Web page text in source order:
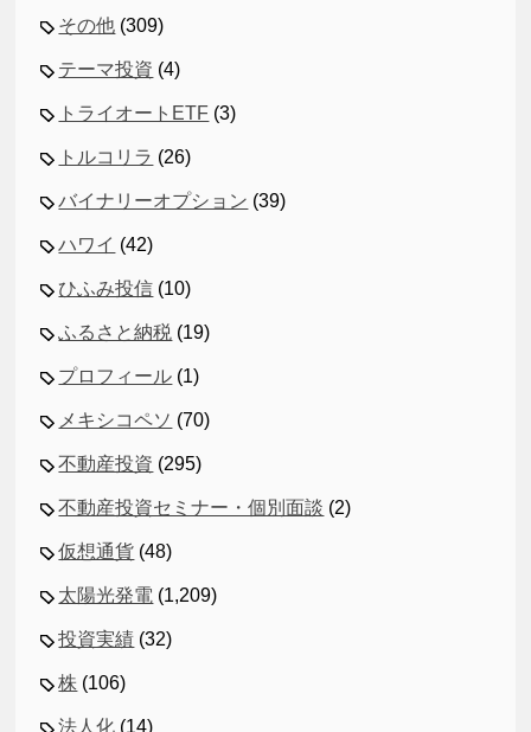
その他 (309)
テーマ投資 (4)
トライオートETF (3)
トルコリラ (26)
バイナリーオプション (39)
ハワイ (42)
ひふみ投信 (10)
ふるさと納税 (19)
プロフィール (1)
メキシコペソ (70)
不動産投資 (295)
不動産投資セミナー・個別面談 (2)
仮想通貨 (48)
太陽光発電 (1,209)
投資実績 (32)
株 (106)
法人化 (14)